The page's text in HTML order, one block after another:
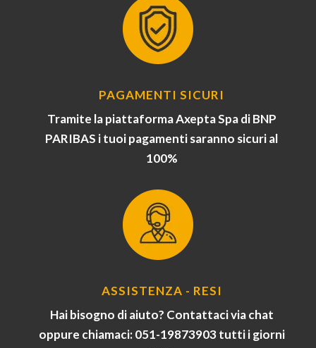
PAGAMENTI SICURI
Tramite la piattaforma Axepta Spa di BNP
PARIBAS i tuoi pagamenti saranno sicuri al
100%
ASSISTENZA - RESI
Hai bisogno di aiuto? Contattaci via chat
oppure chiamaci: 051-19873903 tutti i giorni